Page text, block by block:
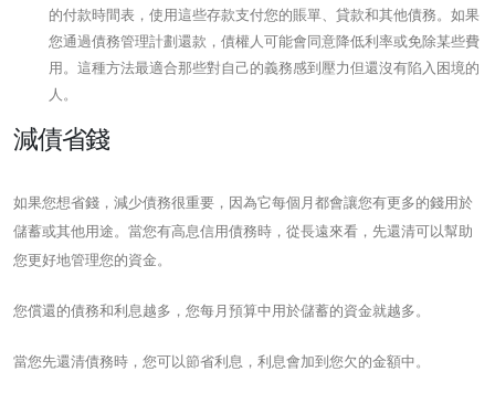
的付款時間表，使用這些存款支付您的賬單、貸款和其他債務。如果
您通過債務管理計劃還款，債權人可能會同意降低利率或免除某些費
用。這種方法最適合那些對自己的義務感到壓力但還沒有陷入困境的
人。
減債省錢
如果您想省錢，減少債務很重要，因為它每個月都會讓您有更多的錢用於
儲蓄或其他用途。當您有高息信用債務時，從長遠來看，先還清可以幫助
您更好地管理您的資金。
您償還的債務和利息越多，您每月預算中用於儲蓄的資金就越多。
當您先還清債務時，您可以節省利息，利息會加到您欠的金額中。